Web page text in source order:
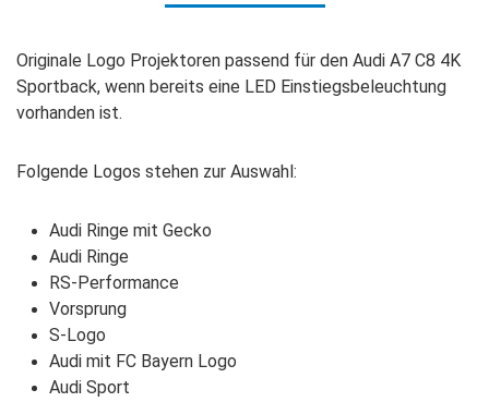
Originale Logo Projektoren passend für den Audi A7 C8 4K
Sportback, wenn bereits eine LED Einstiegsbeleuchtung
vorhanden ist.
Folgende Logos stehen zur Auswahl:
Audi Ringe mit Gecko
Audi Ringe
RS-Performance
Vorsprung
S-Logo
Audi mit FC Bayern Logo
Audi Sport